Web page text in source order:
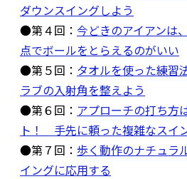
ダウンスイングしよう
●第４回： 今どきのアイアンは
点でボールをとらえるのがいい
●第５回： タオルを使った練習
ラブの入射角を整えよう
●第６回： アプローチの打ち方
ト！ 手先に頼った複雑なスイ
●第７回： 歩く動作のナチュラ
イングに応用する